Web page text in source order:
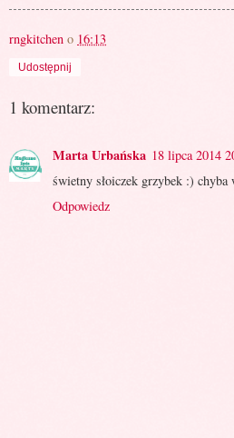
rngkitchen o 16:13
Udostępnij
1 komentarz:
Marta Urbańska 18 lipca 2014
świetny słoiczek grzybek :) chyba
Odpowiedz